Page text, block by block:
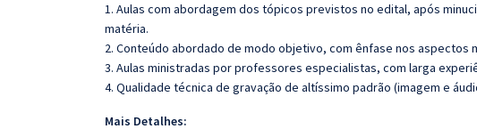
1. Aulas com abordagem dos tópicos previstos no edital, após
matéria.
2. Conteúdo abordado de modo objetivo, com ênfase nos aspectos
3. Aulas ministradas por professores especialistas, com larga
4. Qualidade técnica de gravação de altíssimo padrão (imagem e
Mais Detalhes: